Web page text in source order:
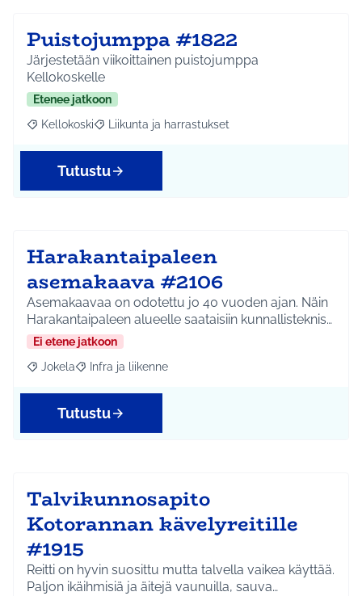
Puistojumppa #1822
Järjestetään viikoittainen puistojumppa
Kellokoskelle
Etenee jatkoon
Rajaa tulokset aihepiirin mukaan: Kellokoski
Kellokoski Rajaa tulokset teeman mukaan: Liikunta ja
Liikunta ja harrastukset
Tutustu
Harakantaipaleen
asemakaava #2106
Asemakaavaa on odotettu jo 40 vuoden ajan. Näin
Harakantaipaleen alueelle saataisiin kunnallisteknis…
Ei etene jatkoon
Rajaa tulokset aihepiirin mukaan: Jokela
Jokela Rajaa tulokset teeman mukaan: Infra ja liikenne
Infra ja liikenne
Tutustu
Talvikunnosapito
Kotorannan kävelyreitille
#1915
Reitti on hyvin suosittu mutta talvella vaikea käyttää.
Paljon ikäihmisiä ja äitejä vaunuilla, sauva…